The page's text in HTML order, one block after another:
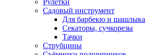
Рулетки
Садовый инструмент
Для барбекю и шашлыка
Секаторы, сучкорезы
Тачки
Струбцины